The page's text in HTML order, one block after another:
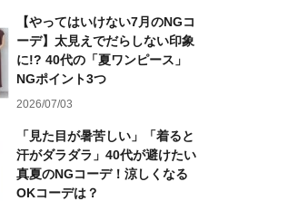
【やってはいけない7月のNGコ
ーデ】太見えでだらしない印象
に!? 40代の「夏ワンピース」
NGポイント3つ
2026/07/03
「見た目が暑苦しい」「着ると
汗がダラダラ」40代が避けたい
真夏のNGコーデ！涼しくなる
OKコーデは？